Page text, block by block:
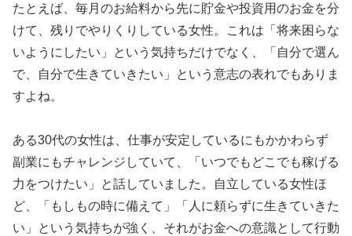
たとえば、毎月のお給料から先に貯金や投資用のお金を分
けて、残りでやりくりしている女性。これは「将来困らな
いようにしたい」という気持ちだけでなく、「自分で選ん
で、自分で生きていきたい」という意志の表れでもありま
すよね。
ある30代の女性は、仕事が安定しているにもかかわらず
副業にもチャレンジしていて、「いつでもどこでも稼げる
力をつけたい」と話していました。自立している女性ほ
ど、「もしもの時に備えて」「人に頼らずに生きていきた
い」という気持ちが強く、それがお金への意識として行動